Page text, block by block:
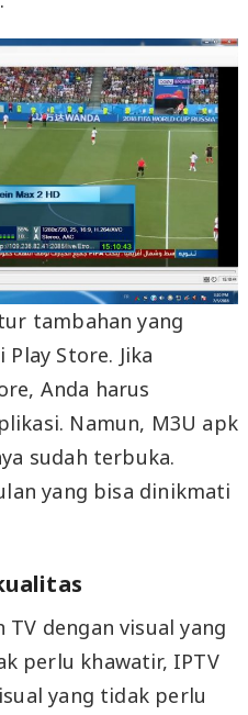
tambahan yang
Store. Jika
Anda harus
Namun, M3U apk
sudah terbuka.
yang bisa dinikmati
dengan visual yang
perlu khawatir, IPTV
yang tidak perlu